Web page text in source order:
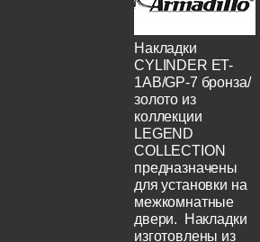
Накладки
CYLINDER ET-
1AB/GP-7 бронза/
золото из
коллекции
LEGEND
COLLECTION
предназначены
для установки на
межкомнатные
двери. Накладки
изготовлены из